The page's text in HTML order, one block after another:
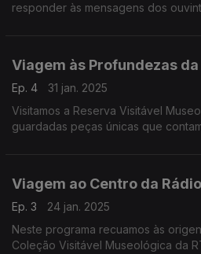
responder às mensagens dos
Viagem às Profundezas da
Ep. 4
31 jan. 2025
Visitamos a Reserva Visitável
guardadas peças únicas que
Viagem ao Centro da Rádio
Ep. 3
24 jan. 2025
Neste programa recuamos às
Coleção Visitável Museológica da